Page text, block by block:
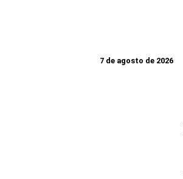
7 de agosto de 2026